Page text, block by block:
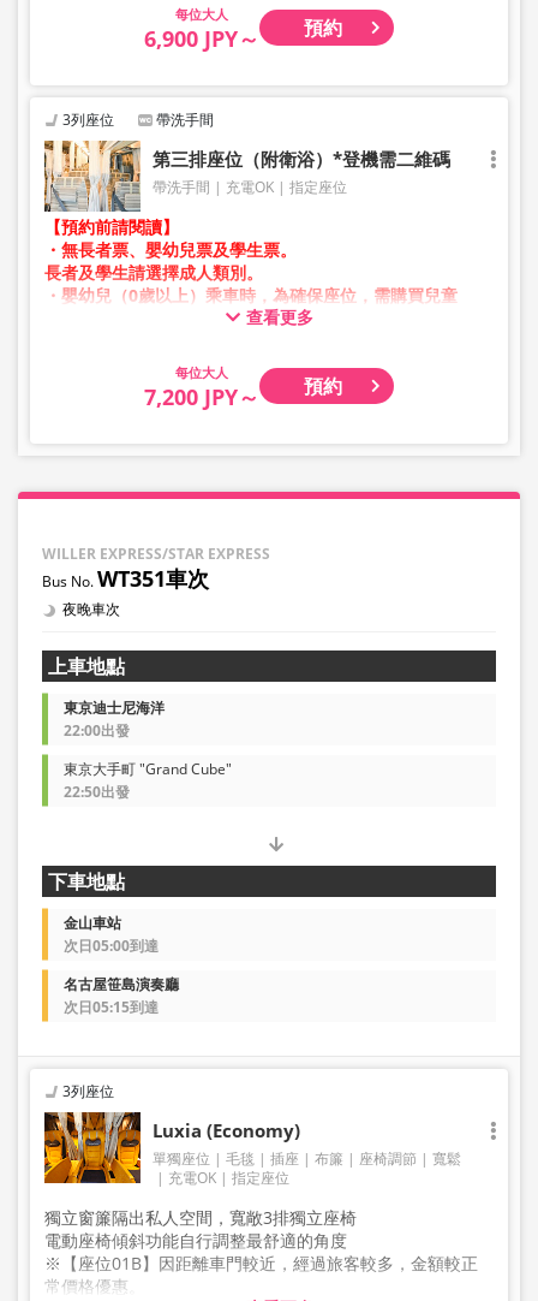
・凌晨1點至5點期間因系統維護，無法進行預約。
・庫存狀況並非即時顯示。
・價格將依銷售日期及班次隨時變動。預約前請確認購買時
之銷售價格。
・部分站點可能不提供相關服務。
大人
6,900 JPY～ 預約
3列座位 帶洗手間
第三排座位（附衛浴）*登機需二維碼
帶洗手間 充電OK 指定座位
【預約前請閱讀】
・無長者票、嬰幼兒票及學生票。
長者及學生請選擇成人類別。
・嬰幼兒（0歲以上）乘車時，為確保座位，需購買兒童
・凌晨1點至5點期間因系統維護，無法進行預約。
・庫存狀況並非即時顯示。
・部分站點可能不提供相關服務。
查看更多
大人
7,200 JPY～ 預約
WILLER EXPRESS/STAR EXPRESS
WT351車次
夜晚車次
上車地點
東京迪士尼海洋
22:00出發
東京大手町 "Grand Cube"
22:50出發
下車地點
金山車站
次日05:00到達
名古屋笹島演奏廳
次日05:15到達
3列座位
Luxia (Economy)
單獨座位 毛毯 插座 布簾 座椅調節
寬鬆
充電OK
指定座位
獨立窗簾隔出私人空間，寬敞3排獨立座椅
電動座椅傾斜功能自行調整最舒適的角度
※【座位01B】因距離車門較近，經過旅客較多，金額較正
常價格優惠。